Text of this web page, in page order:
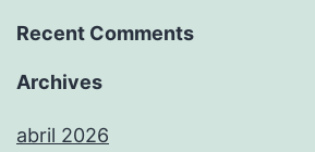
Recent Comments
Archives
abril 2026